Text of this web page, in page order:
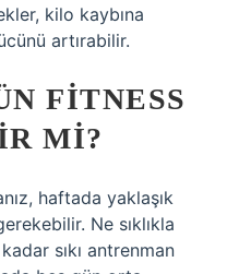
kilo kaybına
artırabilir.
FITNESS
MI?
haftada yaklaşık
Ne sıklıkla
sıkı antrenman